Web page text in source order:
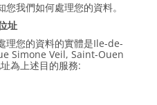
我們如何處理您的資料。
址
理您的資料的實體是Ile-de-
Simone Veil, Saint-Ouen
為上述目的服務: